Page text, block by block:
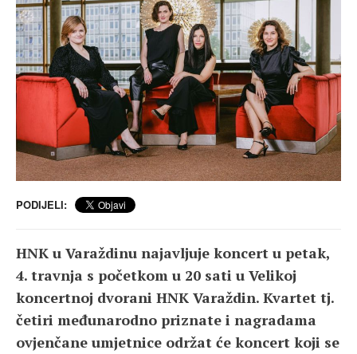
PODIJELI:
HNK u Varaždinu najavljuje koncert u petak,
4. travnja s početkom u 20 sati u Velikoj
koncertnoj dvorani HNK Varaždin. Kvartet tj.
četiri međunarodno priznate i nagradama
ovjenčane umjetnice održat će koncert koji se